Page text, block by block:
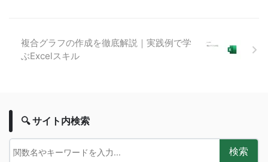
複合グラフの作成を徹底解説｜実践例で学
ぶExcelスキル
🔍 サイト内検索
検索